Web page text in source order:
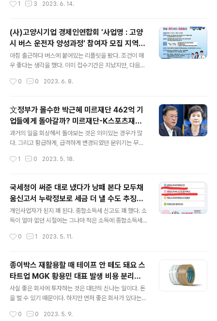
것인가? 뭔가 애매한 구석이 있는데, 그걸 정권이 후벼파서
수 있었던 것은 신의 가호가 아니었나 생각될 정도였다. 세
만 해도 기적적인 일이라 할 수 있겠다. 경쟁 사회가 더 경
쟁이 되어가는 것 같았지만, 오히려 전체적으로 개선 또는
개악되는 것처럼 보였기 때문이다. 이젠 점점 더 대기업 취
직이 어려워지고 있다. 뿐만 아니라 인구가 줄다보니, 옛날
처럼 사람이 벅저꺼리는 분위기를 경험하기도 어렵다. 결
을 해소하기 위해 빨리 내보내고 싶어하는 회사와, 이러지
1 3 2023. 6. 14.
(사)고양시기업 경제인연합회 '사업명 : 고양
시 버스 운전자 양성과정' 참여자 모집 지역산
업 맞춤형 일자리 창출지원사업 선정 '공익적
일자리 창출' 사업 중 하나 고양시 주민등록상
거주자
아침 출근하다 버스에 붙어있는 리플릿을 봤다. 조건이 매
우 좋다는 생각을 했다. 이미 접수기간은 지났지만, 다음번
의 역할이 크다고 생각한다. 출퇴근 및 불편한 이동을 해결
마다 끼여타는 고양시 미을버스를 타면서 고맙기도 하고,
아쉽기도 하다. 면히 취득부터 취업까지 - 국비지원 접수기
간 2023. 5. 10.(수) ~ 2023.5. 26.(금) 모집대상 : 만2
6세 이상~만65세 이하 고양시민(동본기준) 미취업자 40
명 1종 보통 운전면허 1년 이상 소지자 우대사항 : 1종 대형
수업 취업의지 확고하신 분 교육일정 및 내용 2023. 7..
0 0 2023. 6. 8.
文정부가 몰수한 박근혜 미르재단 462억 기
업들에게 돌아갈까? 미르재단-K스포츠재단
사건 일지 기금몰수 반전 대기업 문체부 맞붙
나? 거금 행방도 관심 뇌물죄 강요죄 무죄 직
권남용죄 유죄
과거의 일을 회상해서 돌아보는 것은 의미있는 경우가 많
다. 그리고 황급하게, 급격하게 변경되었던 분위기는 무엇
이 통일될 때도 제대로 된 상황이 아닌 급변하는 변화에 누
그게 무르익은 분위기를 봉합해주는 개기가 된 것이다. 문
재인 정부에서 만들어졌던 이상한 사건 사고들이 지금 다
시 들추어보면 의심될만한 일들이 많은 것을 보면, 법적으
로 이해도가 떨어지는 이들에 의해 조작된 것 같은 흔적들
이 밝혀지고 있다. 이걸 하나 하나 밝혀내서, 왜 그랬는지를
아닐까 싶다. 지금이야 팬들이 끊이지 않을 수 있겠지만 조
1 0 2023. 5. 18.
국세청이 써준 대로 냈다가 낭패 본다 모두채
움신고서 누락정보로 세금 더 낼 수도 추징세
액 많거나 환급 적으면 수정해봐야종합소득세
모두채움신고서에 적잖은 허점이 있는 것으로
나타나
개인사업자가 된지 꽤 된다. 종합소득세 신고도 꽤 했다. 소
득이 얼마 없던 시절에는 그나마 적은 소득에 종합소득세
나가는 수수료(?)도 삥 뜯기는 것 같아서 마음이 좋지 않았
했더니, 왠만한 수수료 나가는 것이 얼마나 아깝던지... 그
래서 나름의 방법으로 진화했다. 그래서 지금은 꽤나 만족
하고 있다. 사실 부가세 신고는 홈택스에서 개인적으로 한
다. 이미 개인사업자용 신용카드를 등록해뒀기 때문에 자
동으로 처리되고 있어서, 득인지, 실인지는 모르겠지만 그
는다. 내 돈이 아니라고 생각하고, 포기하기 때문이다. 혹시
0 1 2023. 5. 11.
종이박스 재활용할 때 테이프 안 떼도 돼요 스
타트업 MGK 황용민 대표 발생 비용 분리작
업 상당히 번거로워 종이 박스 재활용 꺼리는
상황 발생 택배 서비스 가장 발전한 나라
사실 좋은 회사에 투자하는 것은 대단히 신나는 일이다. 돈
을 벌 수 있기 때문이다. 하지만 먼저 좋은 회사가 있다는
을 만들거나, 게다가 친환경적이라면 더없이 좋다. 나무를
0 0 2023. 5. 9.